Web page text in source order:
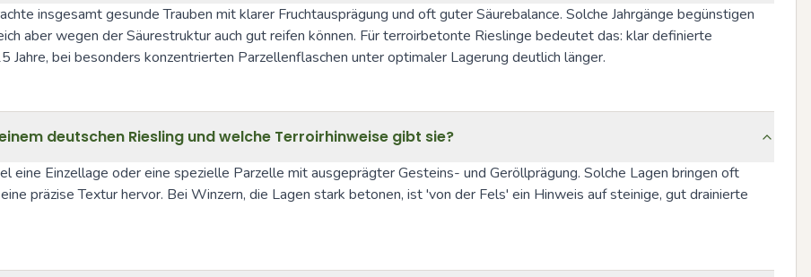
insgesamt gesunde Trauben mit klarer Fruchtausprägung und oft guter Säurebalance. Solche Jahrgänge begünstigen
aber wegen der Säurestruktur auch gut reifen können. Für terroirbetonte Rieslinge bedeutet das: klar definierte
bei besonders konzentrierten Parzellenflaschen unter optimaler Lagerung deutlich länger.
deutschen Riesling und welche Terroirhinweise gibt sie?
eine Einzellage oder eine spezielle Parzelle mit ausgeprägter Gesteins- und Geröllprägung. Solche Lagen bringen oft
präzise Textur hervor. Bei Winzern, die Lagen stark betonen, ist 'von der Fels' ein Hinweis auf steinige, gut drainierte